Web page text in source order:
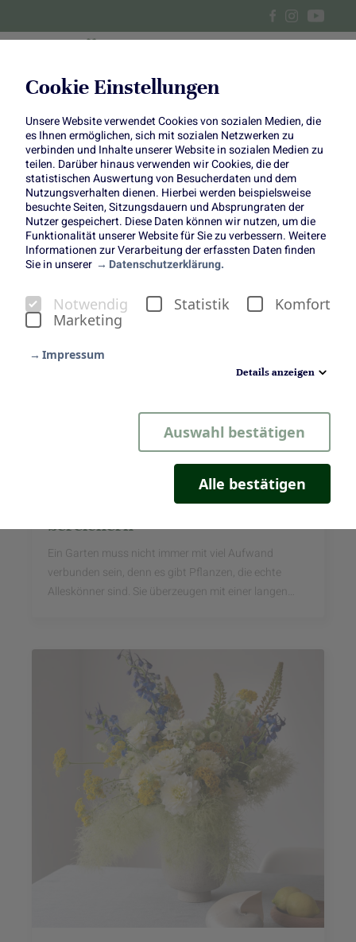
Cookie Einstellungen
Unsere Website verwendet Cookies von sozialen Medien, die
es Ihnen ermöglichen, sich mit sozialen Netzwerken zu
verbinden und Inhalte unserer Website in sozialen Medien zu
teilen. Darüber hinaus verwenden wir Cookies, die der
statistischen Auswertung von Besucherdaten und dem
Nutzungsverhalten dienen. Hierbei werden beispielsweise
besuchte Seiten, Sitzungsdauern und Absprungraten der
Nutzer gespeichert. Diese Daten können wir nutzen, um die
Funktionalität unserer Website für Sie zu verbessern. Weitere
Informationen zur Verarbeitung der erfassten Daten finden
Sie in unserer
Datenschutzerklärung.
Notwendig Statistik
Komfort
Marketing
Impressum
Details anzeigen
Auswahl bestätigen
Alle bestätigen
Alle Beiträge über Blumen und
Pflanzen
Fünf Pflanzen, die jeden Garten
bereichern
Ein Garten muss nicht immer mit viel Aufwand
verbunden sein, denn es gibt Pflanzen, die echte
Alleskönner sind. Sie überzeugen mit einer langen